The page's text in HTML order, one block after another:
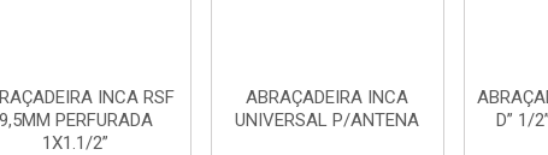
INCA RSF
PERFURADA
1X1.1/2”
ABRAÇADEIRA INCA
UNIVERSAL P/ANTENA
D” 1/